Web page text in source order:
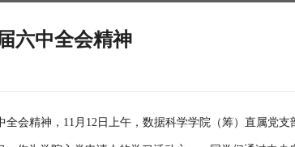
六中全会精神
会精神，11月12日上午，数据科学学院（筹）直属党支